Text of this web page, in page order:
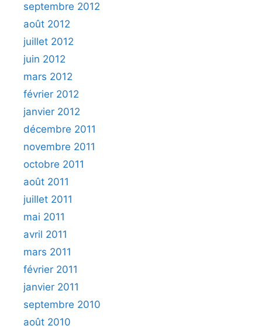
septembre 2012
août 2012
juillet 2012
juin 2012
mars 2012
février 2012
janvier 2012
décembre 2011
novembre 2011
octobre 2011
août 2011
juillet 2011
mai 2011
avril 2011
mars 2011
février 2011
janvier 2011
septembre 2010
août 2010